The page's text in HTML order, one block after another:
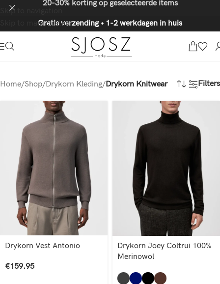
Skip to navigation
Skip to main content
20-30% korting op geselecteerde items
Gratis verzending • 1-2 werkdagen in huis
Home/Shop/Drykorn Kleding/Drykorn Knitwear Filters
Drykorn Vest Antonio
€159.95
Drykorn Joey Coltrui 100%
Merinowol